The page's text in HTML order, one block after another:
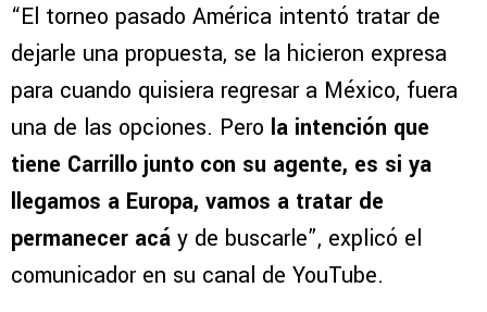
“El torneo pasado América intentó tratar de
dejarle una propuesta, se la hicieron expresa
para cuando quisiera regresar a México, fuera
una de las opciones. Pero la intención que
tiene Carrillo junto con su agente, es si ya
llegamos a Europa, vamos a tratar de
permanecer acá y de buscarle”, explicó el
comunicador en su canal de YouTube.